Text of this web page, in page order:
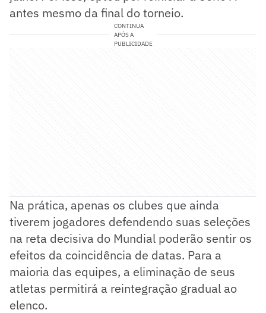
antes mesmo da final do torneio.
CONTINUA
APÓS A
PUBLICIDADE
Na prática, apenas os clubes que ainda
tiverem jogadores defendendo suas seleções
na reta decisiva do Mundial poderão sentir os
efeitos da coincidência de datas. Para a
maioria das equipes, a eliminação de seus
atletas permitirá a reintegração gradual ao
elenco.